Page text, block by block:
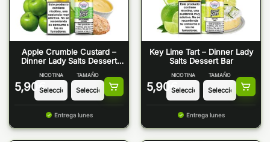
Apple Crumble Custard –
Dinner Lady Salts Dessert
5,90 €
NICOTINA TAMAÑO
Entrega lunes
Key Lime Tart – Dinner Lady
Salts Dessert Bar
5,90 €
NICOTINA TAMAÑO
Entrega lunes